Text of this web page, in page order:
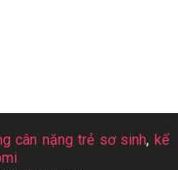
cân nặng trẻ sơ sinh,kể